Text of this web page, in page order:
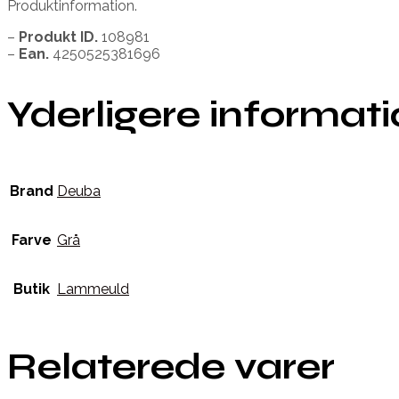
Produktinformation.
– Produkt ID. 108981
– Ean. 4250525381696
Yderligere
Brand Deuba
Farve Grå
Butik Lammeuld
Relaterede varer